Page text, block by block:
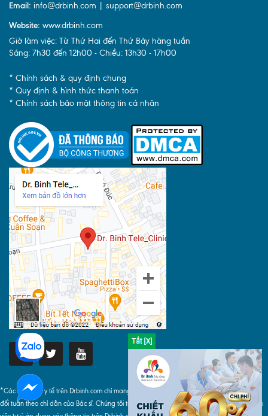
Email: info@drbinh.com | support@drbinh.com
Website: www.drbinh.com
Giờ làm việc: Từ Thứ Hai đến Thứ Bảy hàng tuần
Sáng: 7h30 đến 12h00 - Chiều: 13h30 - 17h00
* Chính sách & quy định chung
* Quy định & hình thức thanh toán
* Chính sách bảo mật thông tin cá nhân
*Các thông tin y tế trên Drbinh.com chỉ mang tính chất tham khảo, khi áp dụng phải tuyệt
đối tuân theo chỉ dẫn của Bác sĩ. Chúng tôi tuyệt đối không chịu bất cứ trách nhiệm nào do